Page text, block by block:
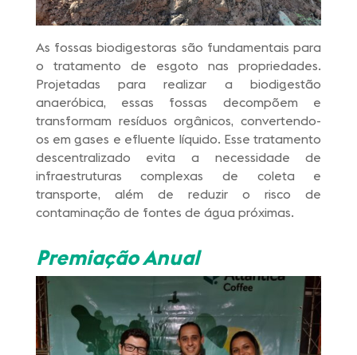
As fossas biodigestoras são fundamentais para
o tratamento de esgoto nas propriedades.
Projetadas para realizar a biodigestão
anaeróbica, essas fossas decompõem e
transformam resíduos orgânicos, convertendo-
os em gases e efluente líquido. Esse tratamento
descentralizado evita a necessidade de
infraestruturas complexas de coleta e
transporte, além de reduzir o risco de
contaminação de fontes de água próximas.
Premiação Anual